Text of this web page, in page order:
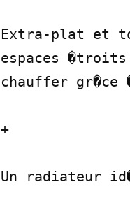
Extra-plat et
espaces
chauffer gr�ce
+
Un radiateur